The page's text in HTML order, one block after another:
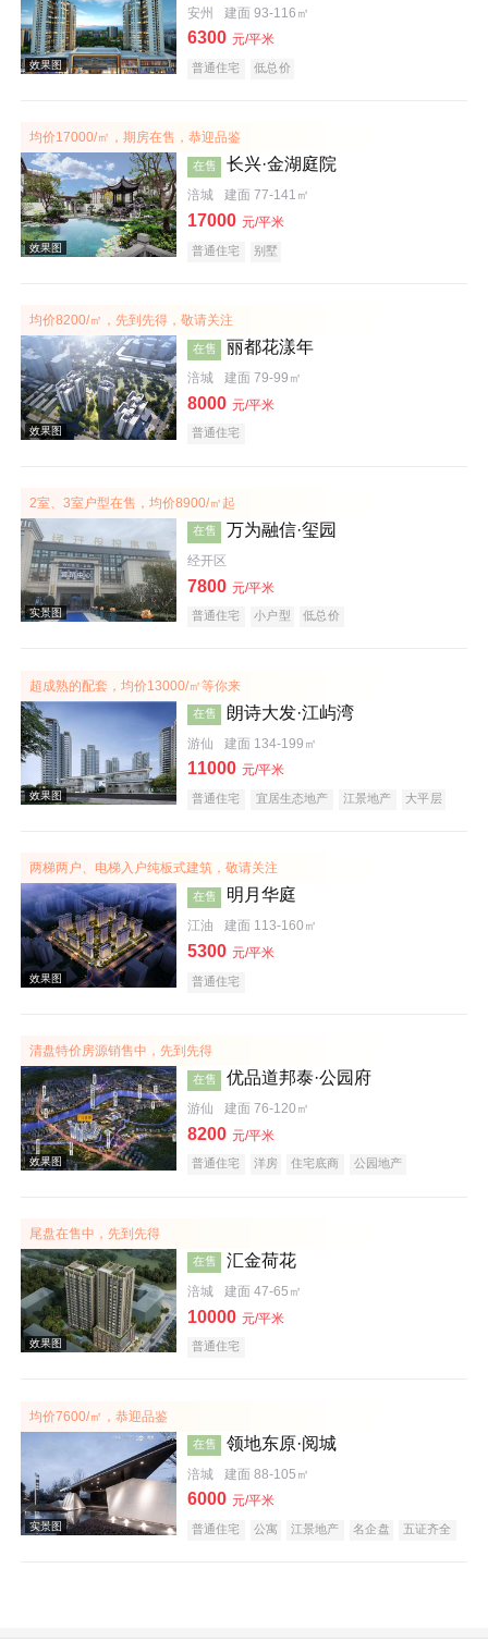
效果图
效果图
安州 建面 93-116㎡
6300 元/平米
普通住宅 低总价
均价17000/㎡，期房在售，恭迎品鉴
效果图
在售 长兴·金湖庭院
涪城 建面 77-141㎡
17000 元/平米
普通住宅 别墅
均价8200/㎡，先到先得，敬请关注
在售 丽都花漾年
涪城 建面 79-99㎡
8000 元/平米
普通住宅
2室、3室户型在售，均价8900/㎡起
在售 万为融信·玺园
经开区
7800 元/平米
普通住宅 小户型 低总价
超成熟的配套，均价13000/㎡等你来
在售 朗诗大发·江屿湾
游仙 建面 134-199㎡
11000 元/平米
普通住宅 宜居生态地产 江景地产
大平层
两梯两户、电梯入户纯板式建筑，敬请关注
在售 明月华庭
江油 建面 113-160㎡
5300 元/平米
普通住宅
清盘特价房源销售中，先到先得
在售 优品道邦泰·公园府
游仙 建面 76-120㎡
8200 元/平米
普通住宅 洋房 住宅底商 公园地产
尾盘在售中，先到先得
在售 汇金荷花
涪城 建面 47-65㎡
10000 元/平米
普通住宅
均价7600/㎡，恭迎品鉴
在售 领地东原·阅城
涪城 建面 88-105㎡
6000 元/平米
普通住宅 公寓 江景地产 名企盘 五证齐全